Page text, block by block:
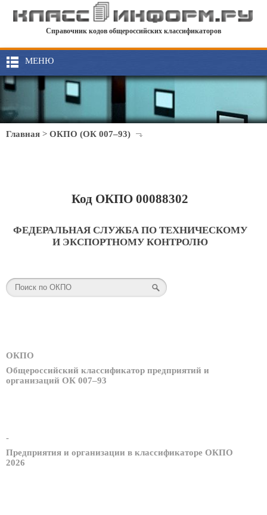
Справочник кодов общероссийских классификаторов
МЕНЮ
Главная > ОКПО (ОК 007–93)
Код ОКПО 00088302
ФЕДЕРАЛЬНАЯ СЛУЖБА ПО ТЕХНИЧЕСКОМУ
И ЭКСПОРТНОМУ КОНТРОЛЮ
ОКПО
Общероссийский классификатор предприятий и
организаций ОК 007–93
-
Предприятия и организации в классификаторе ОКПО
2026